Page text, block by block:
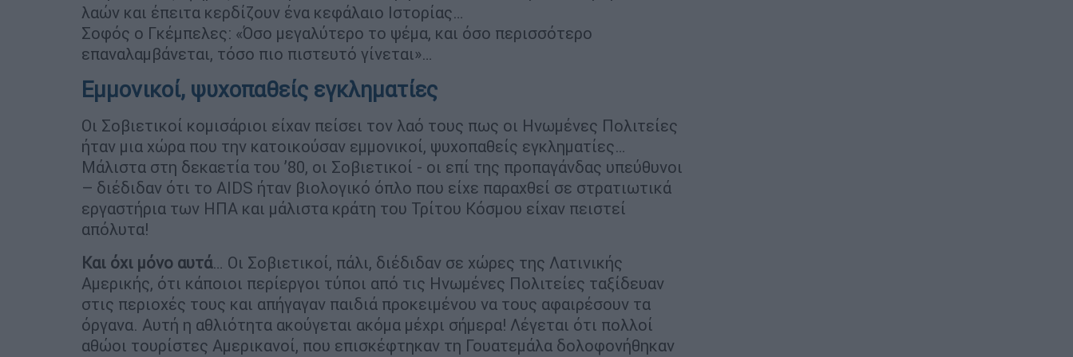
λαών και έπειτα κερδίζουν ένα κεφάλαιο Ιστορίας…
Σοφός ο Γκέμπελες: «Όσο μεγαλύτερο το ψέμα, και όσο περισσότερο
επαναλαμβάνεται, τόσο πιο πιστευτό γίνεται»…
Εμμονικοί, ψυχοπαθείς εγκληματίες
Οι Σοβιετικοί κομισάριοι είχαν πείσει τον λαό τους πως οι Ηνωμένες Πολιτείες
ήταν μια χώρα που την κατοικούσαν εμμονικοί, ψυχοπαθείς εγκληματίες…
Μάλιστα στη δεκαετία του ’80, οι Σοβιετικοί - οι επί της προπαγάνδας υπεύθυνοι
– διέδιδαν ότι το AIDS ήταν βιολογικό όπλο που είχε παραχθεί σε στρατιωτικά
εργαστήρια των ΗΠΑ και μάλιστα κράτη του Τρίτου Κόσμου είχαν πειστεί
απόλυτα!
Και όχι μόνο αυτά… Οι Σοβιετικοί, πάλι, διέδιδαν σε χώρες της Λατινικής
Αμερικής, ότι κάποιοι περίεργοι τύποι από τις Ηνωμένες Πολιτείες ταξίδευαν
στις περιοχές τους και απήγαγαν παιδιά προκειμένου να τους αφαιρέσουν τα
όργανα. Αυτή η αθλιότητα ακούγεται ακόμα μέχρι σήμερα! Λέγεται ότι πολλοί
αθώοι τουρίστες Αμερικανοί, που επισκέφτηκαν τη Γουατεμάλα δολοφονήθηκαν